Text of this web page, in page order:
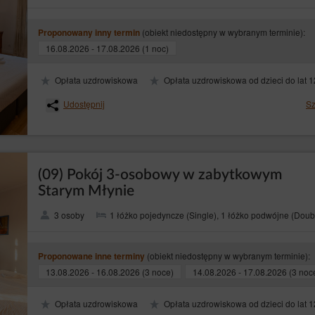
uzupełniana lub uaktualniana zgodnie z bieżącymi potrzebami
informacji o Gościach, Użytkownikach Serwisu i ich zachowaniu w
w formularzach informacje w celach wynikających z funkcji
końcowych pliki cookies (tzw. „
w szczególności pliki tekstowe, które są przechowywane w
ze strony Serwisu. Cookies zazwyczaj zawierają nazwę strony internetowej,
unikalny numer.
wyłącznie po wyrażeniu przez Gościa/Użytkownika Serwisu uprzedniej zgody
plików cookies następuje poprzez kliknięcie przycisku: „Zgadzam się,
plików cookies przez Serwis albo poprzez zamknięcie tego komunikatu.
punkcie, może obejmować wyłącznie wybrane pliki cookies. W takim
plików cookies”, dostępnej w komunikacie o korzystaniu z plików cookies przez
że wyłączenie obsługi plików cookies niezbędnych dla procesów
Serwisu może utrudnić, a w skrajnych przypadkach może uniemożliwić
nie wyraża zgody na korzystanie przez Serwis z plików cookies, może
Proponowany inny termin (obiekt niedostępny w wybranym terminie):
16.08.2026 - 17.08.2026 (1 noc)
Opłata uzdrowiskowa
Opłata uzdrowiskowa od dzieci do lat
Udostępnij
(09) Pokój 3-osobowy w zabytkowym
Starym Młynie
3 osoby 1 łóżko pojedyncze (Single), 1 łóżko podwójne
Proponowane inne terminy (obiekt niedostępny w wybranym terminie):
13.08.2026 - 16.08.2026 (3 noce)
14.08.2026 - 17.08.2026 (3
Opłata uzdrowiskowa
Opłata uzdrowiskowa od dzieci do lat